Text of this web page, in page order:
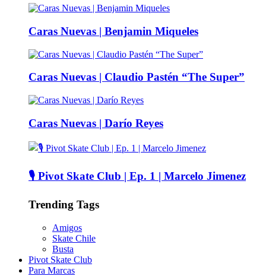
Caras Nuevas | Benjamin Miqueles
Caras Nuevas | Claudio Pastén “The Super”
Caras Nuevas | Darío Reyes
🎙️ Pivot Skate Club | Ep. 1 | Marcelo Jimenez
Trending Tags
Amigos
Skate Chile
Busta
Pivot Skate Club
Para Marcas